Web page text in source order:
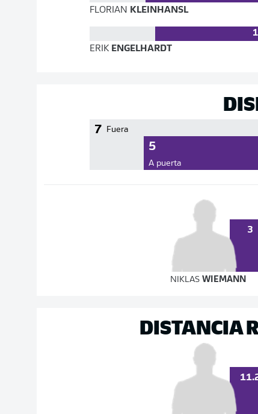
FLORIAN KLEINHANSL
ERIKENGELHARDT
7 Fuera
5
A puerta
3
NIKLASWIEMANN
DISTANCIA